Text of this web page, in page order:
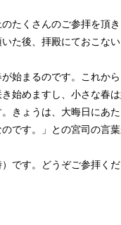
たくさんのご参拝を頂き
た後、拝殿にておこな
始まるのです。これか
始めますし、小さな春
きょうは、大晦日にあ
です。」との宮司の言葉
です。どうぞご参拝くだ